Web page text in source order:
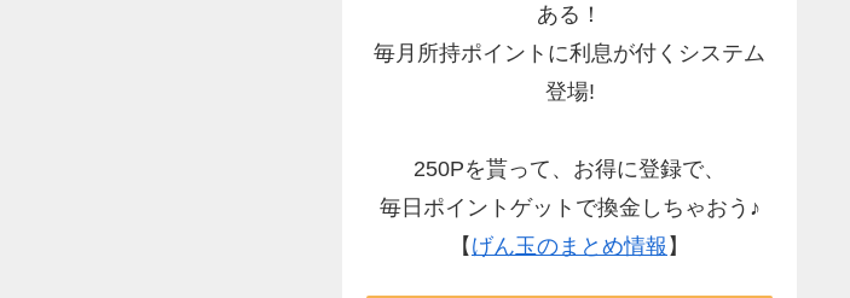
ある！
毎月所持ポイントに利息が付くシステム
登場!
250Pを貰って、お得に登録で、
毎日ポイントゲットで換金しちゃおう♪
【 げん玉のまとめ情報 】